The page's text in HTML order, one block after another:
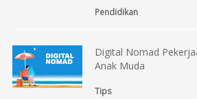
Pendidikan
Digital Nomad
Anak Muda
Tips